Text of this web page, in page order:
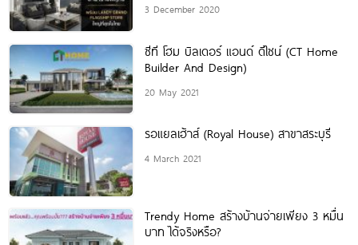
3 December 2020
ซีที โฮม บิลเดอร์ แอนด์ ดีไซน์ (CT Home
Builder And Design)
20 May 2021
รอแยลเฮ้าส์ (Royal House) สาขาสระบุรี
4 March 2021
Trendy Home สร้างบ้านจ่ายเพียง 3 หมื่น
บาท ได้จริงหรือ?